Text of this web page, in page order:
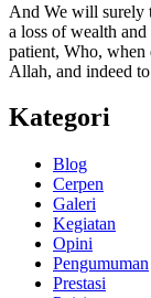
And We will surely
a loss of wealth
patient, Who, when
Allah, and indeed
Kategori
Blog
Cerpen
Galeri
Kegiatan
Opini
Pengumuman
Prestasi